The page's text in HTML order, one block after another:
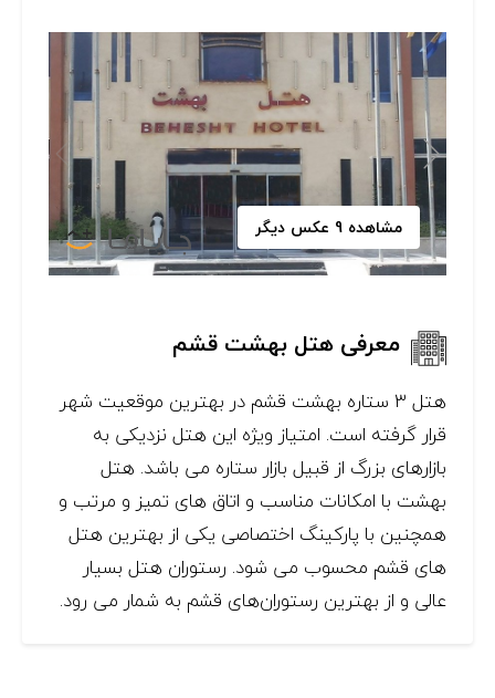
مشاهده 9 عکس دیگر
معرفی هتل بهشت قشم
هتل ۳ ستاره بهشت قشم در بهترین موقعیت شهر
قرار گرفته است. امتیاز ویژه این هتل نزدیکی به
بازارهای بزرگ از قبیل بازار ستاره می باشد. هتل
بهشت با امکانات مناسب و اتاق های تمیز و مرتب و
همچنین با پارکینگ اختصاصی یکی از بهترین هتل
های قشم محسوب می شود. رستوران هتل بسیار
عالی و از بهترین رستوران‌های قشم به شمار می رود.